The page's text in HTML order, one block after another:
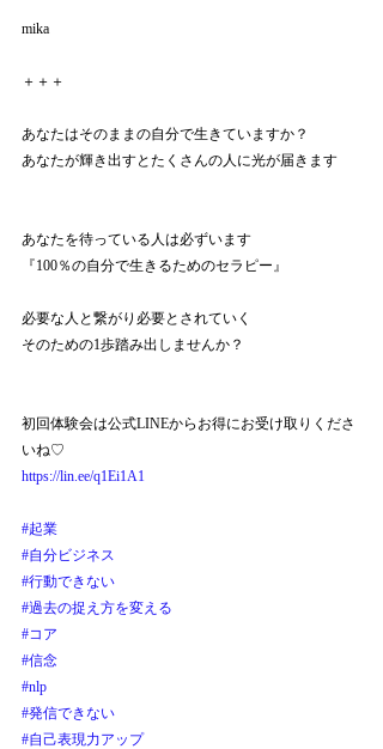
mika
＋＋＋
あなたはそのままの自分で生きていますか？
あなたが輝き出すとたくさんの人に光が届きます
あなたを待っている人は必ずいます
『100％の自分で生きるためのセラピー』
必要な人と繋がり必要とされていく
そのための1歩踏み出しませんか？
初回体験会は公式LINEからお得にお受け取りくださ
いね♡
https://lin.ee/q1Ei1A1
#起業
#自分ビジネス
#行動できない
#過去の捉え方を変える
#コア
#信念
#nlp
#発信できない
#自己表現力アップ